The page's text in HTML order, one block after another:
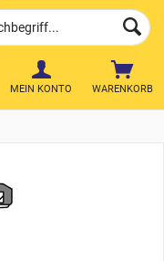
WARENKORB
MEIN KONTO